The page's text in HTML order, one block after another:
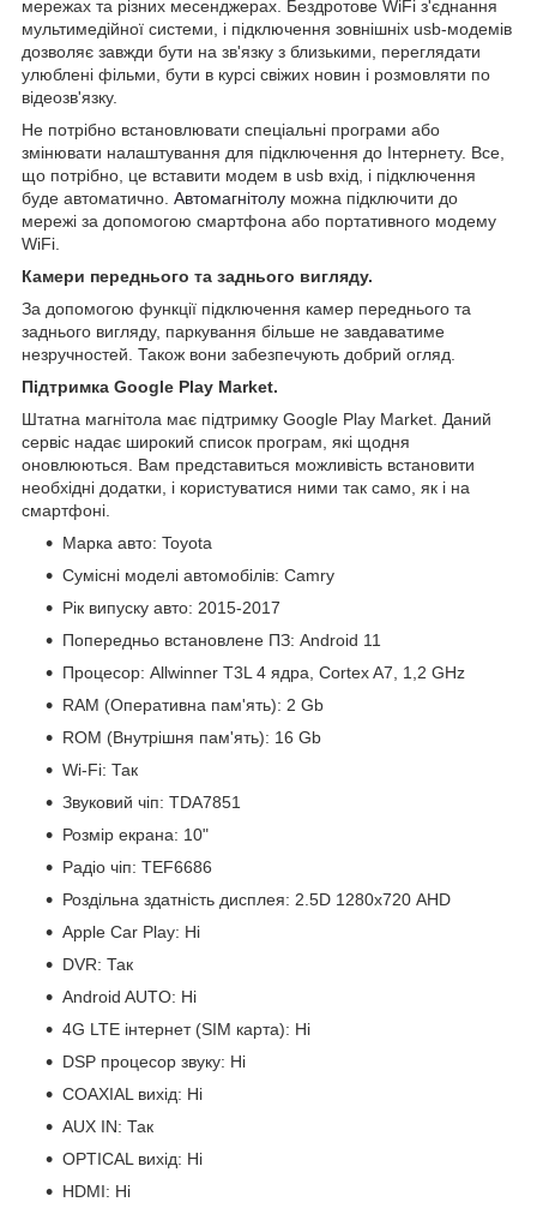
мережах та різних месенджерах. Бездротове WiFi з'єднання
мультимедійної системи, і підключення зовнішніх usb-модемів
дозволяє завжди бути на зв'язку з близькими, переглядати
улюблені фільми, бути в курсі свіжих новин і розмовляти по
відеозв'язку.
Не потрібно встановлювати спеціальні програми або
змінювати налаштування для підключення до Інтернету. Все,
що потрібно, це вставити модем в usb вхід, і підключення
буде автоматично. Автомагнітолу можна підключити до
мережі за допомогою смартфона або портативного модему
WiFi.
Камери переднього та заднього вигляду.
За допомогою функції підключення камер переднього та
заднього вигляду, паркування більше не завдаватиме
незручностей. Також вони забезпечують добрий огляд.
Підтримка Google Play Market.
Штатна магнітола має підтримку Google Play Market. Даний
сервіс надає широкий список програм, які щодня
оновлюються. Вам представиться можливість встановити
необхідні додатки, і користуватися ними так само, як і на
смартфоні.
Марка авто: Toyota
Сумісні моделі автомобілів: Camry
Рік випуску авто: 2015-2017
Попередньо встановлене ПЗ: Android 11
Процесор: Allwinner T3L 4 ядра, Cortex A7, 1,2 GHz
RAM (Оперативна пам'ять): 2 Gb
ROM (Внутрішня пам'ять): 16 Gb
Wi-Fi: Так
Звуковий чіп: TDA7851
Розмір екрана: 10"
Радіо чіп: TEF6686
Роздільна здатність дисплея: 2.5D 1280х720 AHD
Apple Car Play: Ні
DVR: Так
Android AUTO: Ні
4G LTE інтернет (SIM карта): Ні
DSP процесор звуку: Ні
COAXIAL вихід: Ні
AUX IN: Так
OPTICAL вихід: Ні
HDMI: Ні